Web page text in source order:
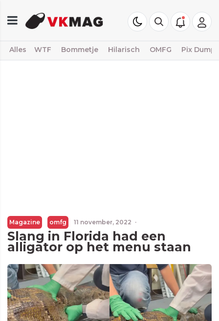
Alles WTF Bommetje Hilarisch OMFG Pix Dump
Magazine omfg 11 november, 2022 ·
Slang in Florida had een
alligator op het menu staan